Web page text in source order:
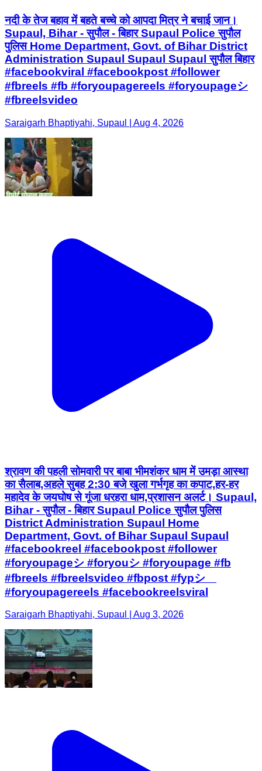
नदी के तेज बहाव में बहते बच्चे को आपदा मित्र ने बचाई जान।
Supaul, Bihar - सुपौल - बिहार Supaul Police सुपौल
पुलिस Home Department, Govt. of Bihar District
Administration Supaul Supaul Supaul सुपौल बिहार
#facebookviral #facebookpost #follower
#fbreels #fb #foryoupagereels #foryoupageシ
#fbreelsvideo
Saraigarh Bhaptiyahi, Supaul | Aug 4, 2026
श्रावण की पहली सोमवारी पर बाबा भीमशंकर धाम में उमड़ा आस्था
का सैलाब,अहले सुबह 2:30 बजे खुला गर्भगृह का कपाट,हर-हर
महादेव के जयघोष से गूंजा धरहरा धाम,प्रशासन अलर्ट। Supaul,
Bihar - सुपौल - बिहार Supaul Police सुपौल पुलिस
District Administration Supaul Home
Department, Govt. of Bihar Supaul Supaul
#facebookreel #facebookpost #follower
#foryoupageシ #foryouシ #foryoupage #fb
#fbreels #fbreelsvideo #fbpost #fypシ゚
#foryoupagereels #facebookreelsviral
Saraigarh Bhaptiyahi, Supaul | Aug 3, 2026